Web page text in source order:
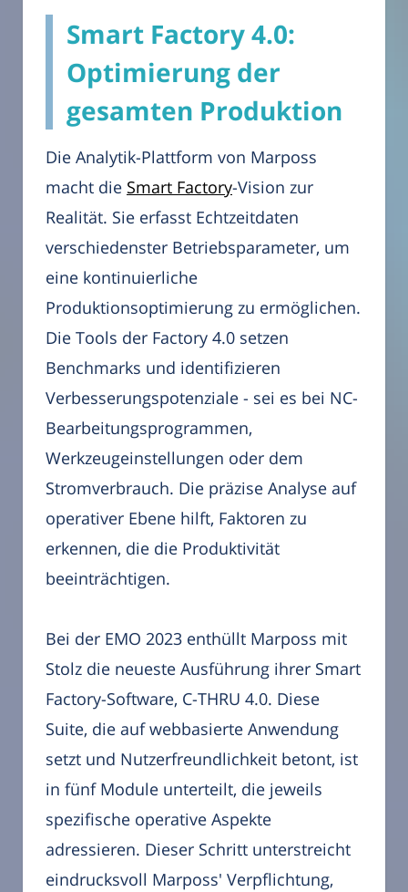
Smart Factory 4.0:
Optimierung der
gesamten Produktion
Die Analytik-Plattform von Marposs
macht die Smart Factory-Vision zur
Realität. Sie erfasst Echtzeitdaten
verschiedenster Betriebsparameter, um
eine kontinuierliche
Produktionsoptimierung zu ermöglichen.
Die Tools der Factory 4.0 setzen
Benchmarks und identifizieren
Verbesserungspotenziale - sei es bei NC-
Bearbeitungsprogrammen,
Werkzeugeinstellungen oder dem
Stromverbrauch. Die präzise Analyse auf
operativer Ebene hilft, Faktoren zu
erkennen, die die Produktivität
beeinträchtigen.
Bei der EMO 2023 enthüllt Marposs mit
Stolz die neueste Ausführung ihrer Smart
Factory-Software, C-THRU 4.0. Diese
Suite, die auf webbasierte Anwendung
setzt und Nutzerfreundlichkeit betont, ist
in fünf Module unterteilt, die jeweils
spezifische operative Aspekte
adressieren. Dieser Schritt unterstreicht
eindrucksvoll Marposs' Verpflichtung,